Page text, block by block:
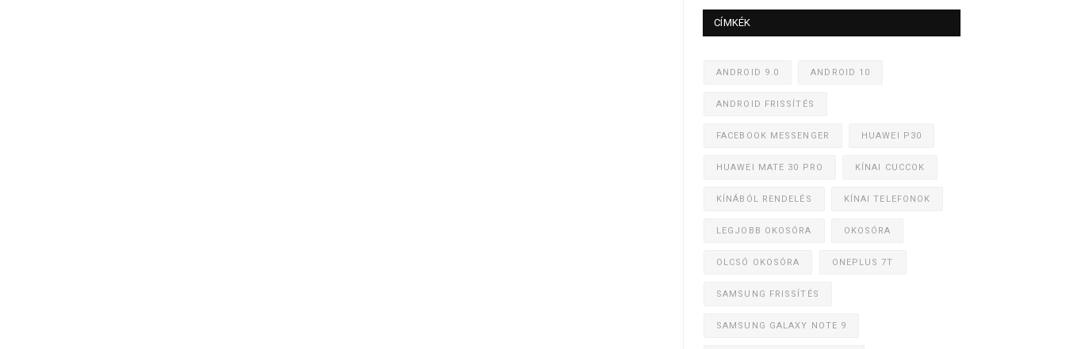
CÍMKÉK
ANDROID 9.0 ANDROID 10
ANDROID FRISSÍTÉS
FACEBOOK MESSENGER HUAWEI P30
HUAWEI MATE 30 PRO KÍNAI CUCCOK
KÍNÁBÓL RENDELÉS KÍNAI TELEFONOK
LEGJOBB OKOSÓRA OKOSÓRA
OLCSÓ OKOSÓRA ONEPLUS 7T
SAMSUNG FRISSÍTÉS
SAMSUNG GALAXY NOTE 9